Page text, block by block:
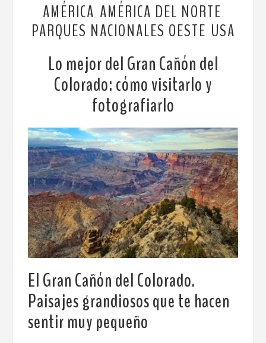
AMÉRICA, AMÉRICA DEL NORTE,
PARQUES NACIONALES OESTE, USA
Lo mejor del Gran Cañón del
Colorado: cómo visitarlo y
fotografiarlo
El Gran Cañón del Colorado.
Paisajes grandiosos que te hacen
sentir muy pequeño